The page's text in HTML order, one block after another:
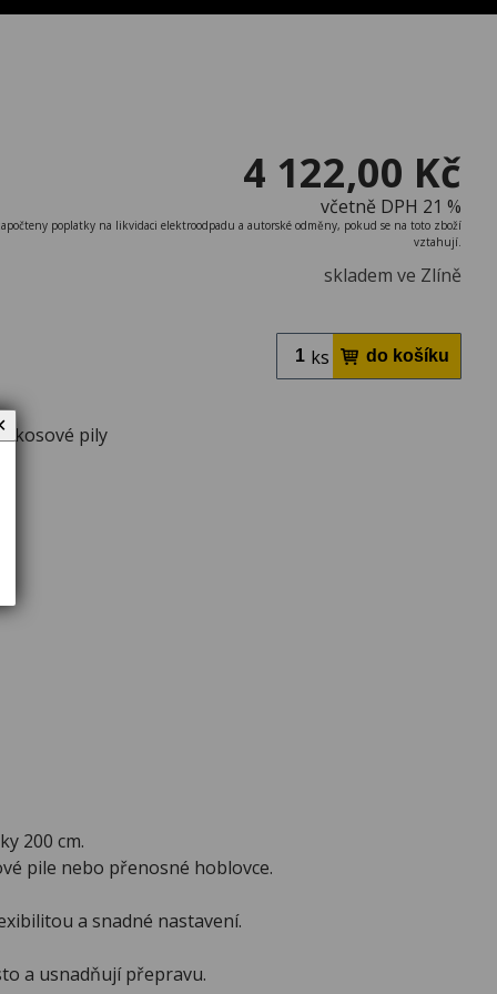
4 122,00 Kč
včetně DPH 21 %
poplatky na likvidaci elektroodpadu a autorské odměny, pokud se na toto zboží
vztahují.
skladem ve Zlíně
ks
pily
200 cm.
pile nebo přenosné hoblovce.
a snadné nastavení.
a usnadňují přepravu.